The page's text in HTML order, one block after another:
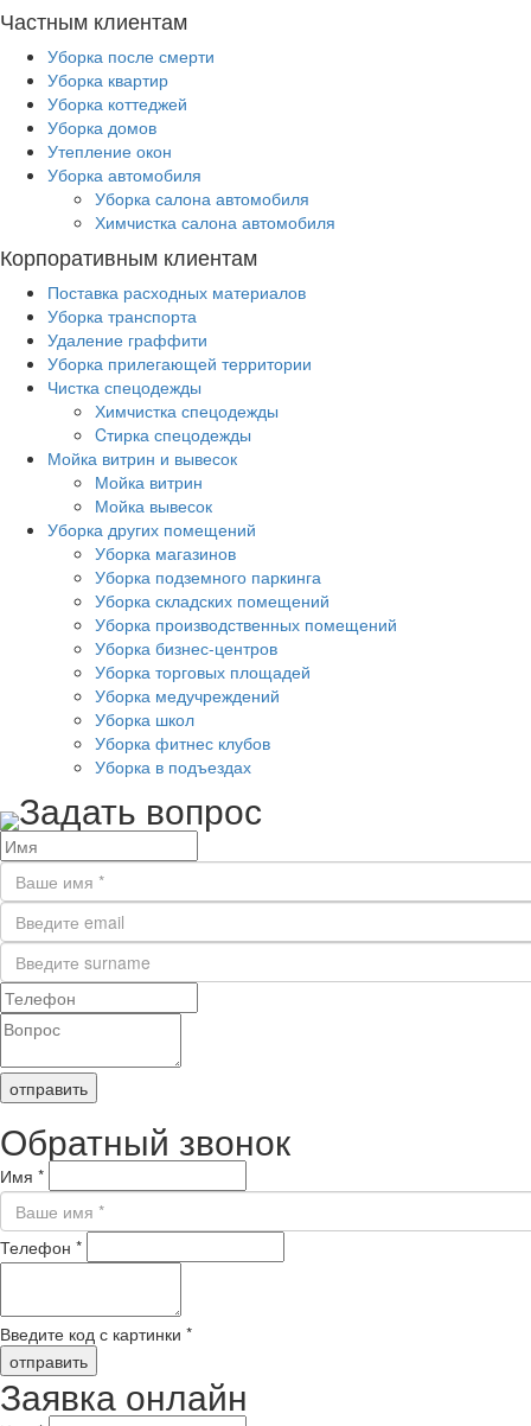
Частным клиентам
Уборка после смерти
Уборка квартир
Уборка коттеджей
Уборка домов
Утепление окон
Уборка автомобиля
Уборка салона автомобиля
Химчистка салона автомобиля
Корпоративным клиентам
Поставка расходных материалов
Уборка транспорта
Удаление граффити
Уборка прилегающей территории
Чистка спецодежды
Химчистка спецодежды
Cтирка спецодежды
Мойка витрин и вывесок
Мойка витрин
Мойка вывесок
Уборка других помещений
Уборка магазинов
Уборка подземного паркинга
Уборка складских помещений
Уборка производственных помещений
Уборка бизнес-центров
Уборка торговых площадей
Уборка медучреждений
Уборка школ
Уборка фитнес клубов
Уборка в подъездах
Задать вопрос
отправить
Обратный звонок
Имя *
Телефон *
Введите код с картинки *
отправить
Заявка онлайн